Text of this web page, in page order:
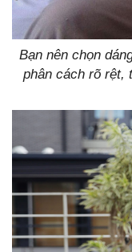
Bạn nên chọn
phân cách rõ rệt,